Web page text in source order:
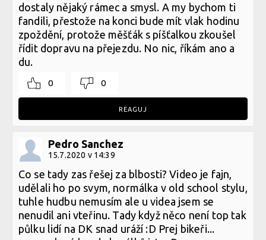
dostaly nějaký rámec a smysl. A my bychom ti
fandili, přestože na konci bude mít vlak hodinu
zpoždění, protože měšťák s píšťalkou zkoušel
řídit dopravu na přejezdu. No nic, říkám ano a
du.
0 0
REAGUJ
Pedro Sanchez
15.7.2020 v 14:39
Co se tady zas řešej za blbosti? Video je fajn,
udělali ho po svym, normálka v old school stylu,
tuhle hudbu nemusím ale u videa jsem se
nenudil ani vteřinu. Tady když něco není top tak
půlku lidí na DK snad uráží :D Prej bikeři...